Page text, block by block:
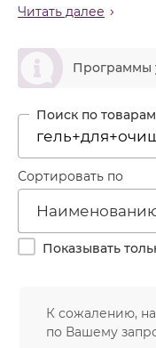
Мусс
Мыло
Набор
Пилинг
Пудра
Шампунь
Очищение
Против
Увлажнение
эластичности,
появления
поврежденной кожи.
Препараты этой
для широкой
Читать далее
ဆ Программы
Сортировать по
Показывать
К сожалению,
по Вашему